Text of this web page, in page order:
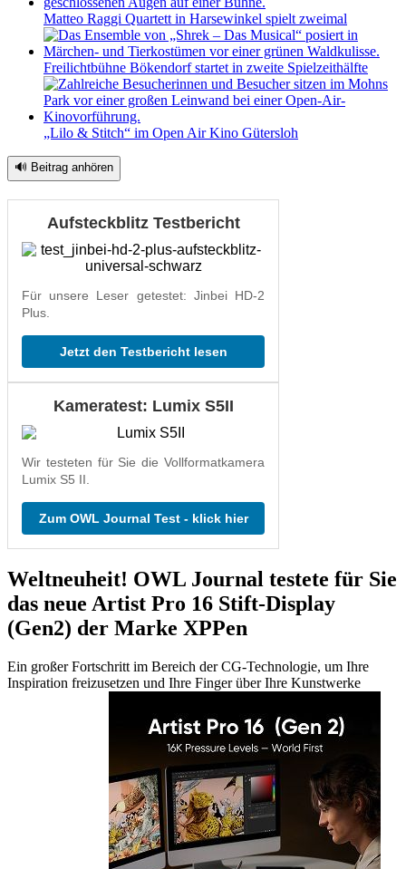
Matteo Raggi Quartett in Harsewinkel spielt zweimal
Freilichtbühne Bökendorf startet in zweite Spielzeithälfte
„Lilo & Stitch“ im Open Air Kino Gütersloh
🔊 Beitrag anhören
Aufsteckblitz Testbericht
Für unsere Leser getestet: Jinbei HD-2
Plus.
Jetzt den Testbericht lesen
Kameratest: Lumix S5II
Wir testeten für Sie die Vollformatkamera
Lumix S5 II.
Zum OWL Journal Test - klick hier
Weltneuheit! OWL Journal testete für Sie
das neue Artist Pro 16 Stift-Display
(Gen2) der Marke XPPen
Ein großer Fortschritt im Bereich der CG-Technologie, um Ihre
Inspiration freizusetzen und Ihre Finger über Ihre Kunstwerke